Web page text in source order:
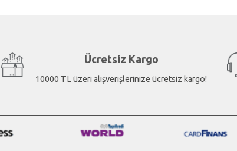
Ücretsiz Kargo
10000 TL üzeri alışverişlerinize ücretsiz kargo!